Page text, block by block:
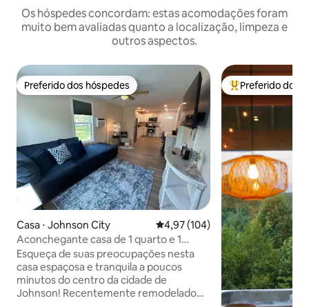
Os hóspedes concordam: estas acomodações foram
muito bem avaliadas quanto a localização, limpeza e
outros aspectos.
Preferido dos hóspedes
Preferido dos hóspedes
Casa ⋅ Johnson City 4,97 de uma avaliação média de
4,97 (104)
Aconchegante casa de 1 quarto e 1
banheiro em Johnson City
Esqueça de suas preocupações nesta
casa espaçosa e tranquila a poucos
minutos do centro da cidade de
Johnson! Recentemente remodelado
Entre os
Preferido dos